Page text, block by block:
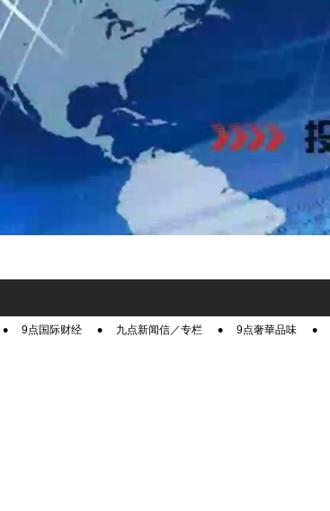
9点国际财经 九点新闻信／专栏 9点奢華品味